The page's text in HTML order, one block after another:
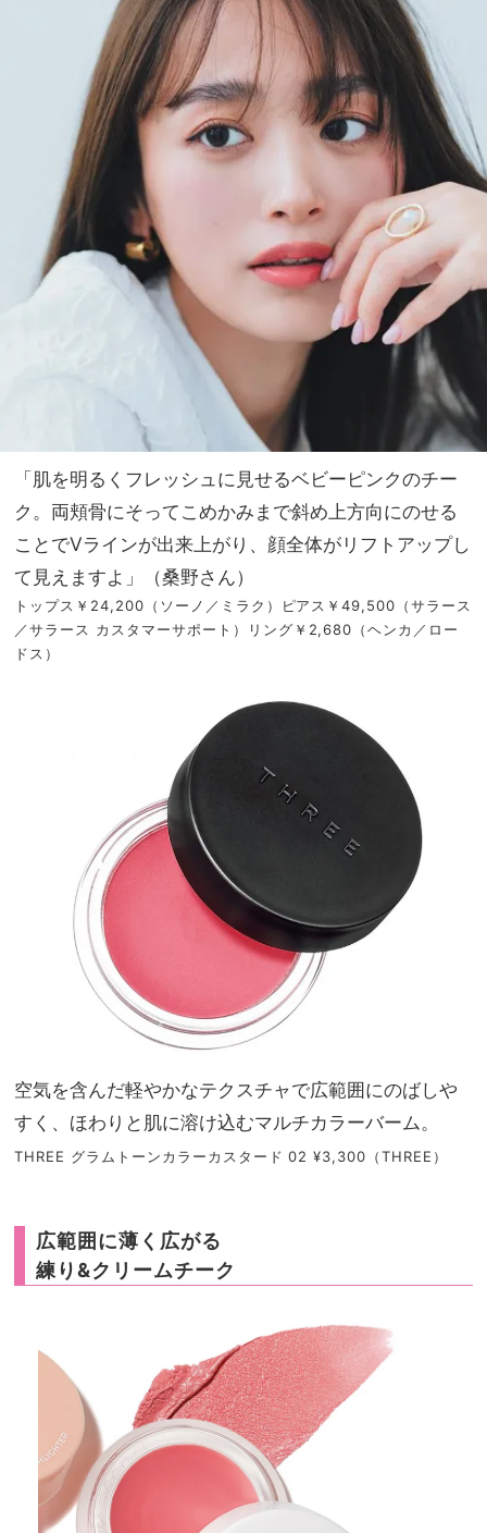
「肌を明るくフレッシュに見せるベビーピンクのチー
ク。両頬骨にそってこめかみまで斜め上方向にのせる
ことでVラインが出来上がり、顔全体がリフトアップし
て見えますよ」（桑野さん）
トップス￥24,200（ソーノ／ミラク）ピアス￥49,500（サラース
／サラース カスタマーサポート）リング￥2,680（ヘンカ／ロー
ドス）
空気を含んだ軽やかなテクスチャで広範囲にのばしや
すく、ほわりと肌に溶け込むマルチカラーバーム。
THREE グラムトーンカラーカスタード 02 ¥3,300（THREE）
広範囲に薄く広がる
練り&クリームチーク